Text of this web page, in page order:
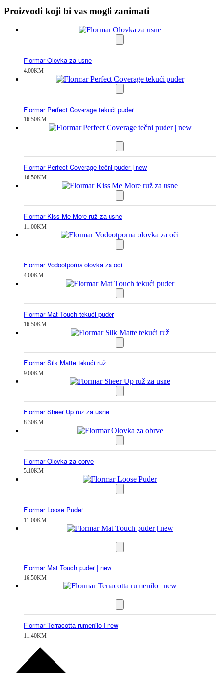
Proizvodi koji bi vas mogli zanimati
Flormar Olovka za usne
4.00KM
Flormar Perfect Coverage tekući puder
16.50KM
Flormar Perfect Coverage tečni puder | new
16.50KM
Flormar Kiss Me More ruž za usne
11.00KM
Flormar Vodootporna olovka za oči
4.00KM
Flormar Mat Touch tekući puder
16.50KM
Flormar Silk Matte tekući ruž
9.00KM
Flormar Sheer Up ruž za usne
8.30KM
Flormar Olovka za obrve
5.10KM
Flormar Loose Puder
11.00KM
Flormar Mat Touch puder | new
16.50KM
Flormar Terracotta rumenilo | new
11.40KM